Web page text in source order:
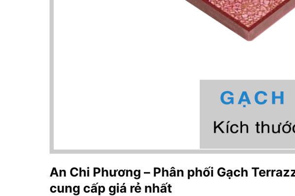
An Chi Phương – Phân phối Gạch
cung cấp giá rẻ nhất